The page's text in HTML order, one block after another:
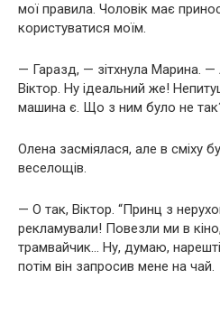
мої правила. Чоловік має
користуватися моїм.
— Гаразд, — зітхнула Марина. —
Віктор. Ну ідеальний же!
машина є. Що з ним було не
Олена засміялася, але в сміху
веселощів.
— О так, Віктор. “Принц з
рекламували! Повезли ми в
трамвайчик… Ну, думаю,
потім він запросив мене на чай.